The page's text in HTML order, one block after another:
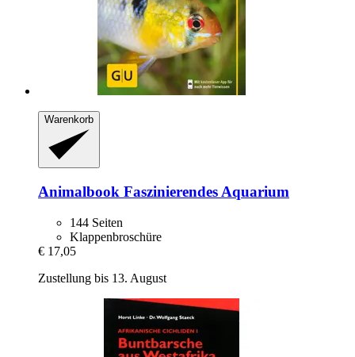
Warenkorb
Animalbook Faszinierendes Aquarium
144 Seiten
Klappenbroschüre
€ 17,05
Zustellung bis 13. August